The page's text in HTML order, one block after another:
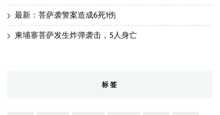
最新：菩萨袭警案造成6死1伤
柬埔寨菩萨发生炸弹袭击，5人身亡
标签